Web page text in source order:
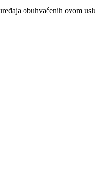
obuhvaćenih ovom